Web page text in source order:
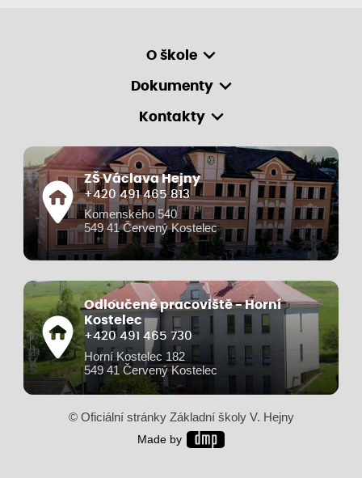
O škole
Dokumenty
Kontakty
ZŠ Václava Hejny
+420 491 465 813
Komenského 540
549 41 Červený Kostelec
Odloučené pracoviště - Horní
Kostelec
+420 491 465 730
Horní Kostelec 182
549 41 Červený Kostelec
© Oficiální stránky Základní školy V. Hejny
Made by